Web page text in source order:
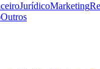
JurídicoMarketing
Outros